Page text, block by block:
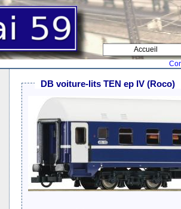
Accueil
DB voiture-lits TEN ep IV (Roco)